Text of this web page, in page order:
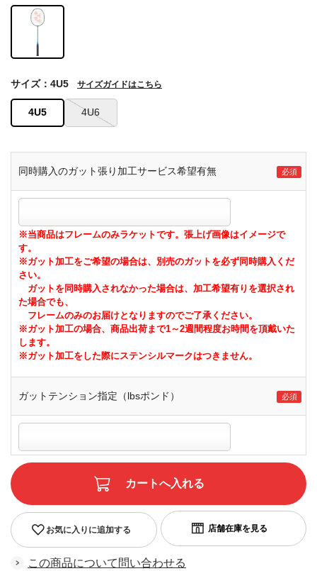
同時購入のガット張り加工サービス希望有無
※当商品はフレームのみラケットです。張上げ画像はイメージで
す。
※ガット加工をご希望の場合は、別売のガットを必ず同時購入くだ
さい。
ガットを同時購入されなかった場合は、加工希望有りを選択され
た場合でも、
フレームのみのお届けとなりますのでご了承ください。
※ガット加工の場合、商品出荷まで1～2週間程度お時間を頂戴いた
します。
※ガット加工をした際にステンシルマークはつきません。
ガットテンション指定（lbsポンド）
4U5 4U6
サイズ：4U5 サイズガイドはこちら
お気に入りに追加する
この商品について問い合わせる